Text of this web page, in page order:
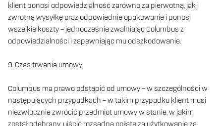
klient ponosi odpowiedzialność zarówno za pierwotną, jak i
zwrotną wysyłkę oraz odpowiednie opakowanie i ponosi
wszelkie koszty – jednocześnie zwalniając Columbus z
odpowiedzialności i zapewniając mu odszkodowanie.
9. Czas trwania umowy
Columbus ma prawo odstąpić od umowy – w szczególności w
następujących przypadkach – w takim przypadku klient musi
niezwłocznie zwrócić przedmiot umowy w stanie, w jakim